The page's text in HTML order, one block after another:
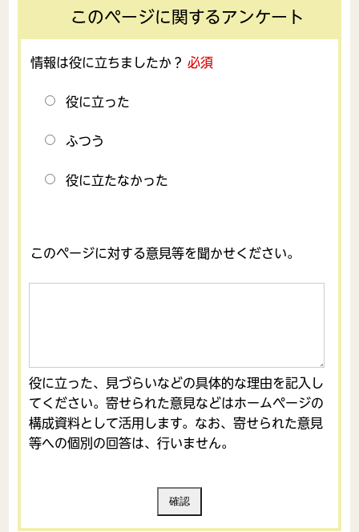
このページに関するアンケート
情報は役に立ちましたか？ 必須
役に立った
ふつう
役に立たなかった
このページに対する意見等を聞かせください。
役に立った、見づらいなどの具体的な理由を記入し
てください。寄せられた意見などはホームページの
構成資料として活用します。なお、寄せられた意見
等への個別の回答は、行いません。